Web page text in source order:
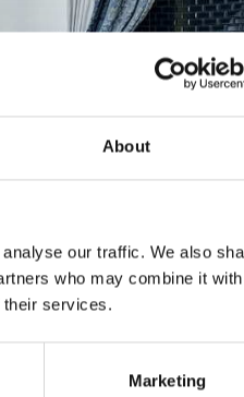
About
our traffic. We also
who may combine it with
their services.
Marketing
de apartamentos en
áticos.
Reconocido